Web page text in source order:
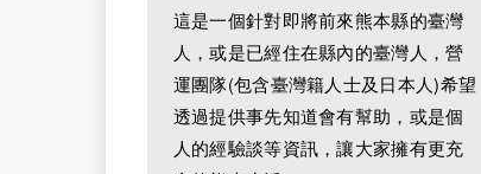
這是一個針對即將前來熊本縣的臺灣
人，或是已經住在縣內的臺灣人，營
運團隊(包含臺灣籍人士及日本人)希望
透過提供事先知道會有幫助，或是個
人的經驗談等資訊，讓大家擁有更充